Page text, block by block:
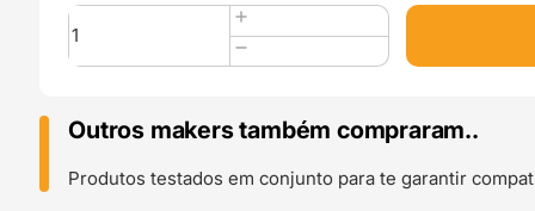
Quantidade
de
Resin
(SL1S)
-
Outros makers também compraram..
Produtos testados em conjunto para te garantir